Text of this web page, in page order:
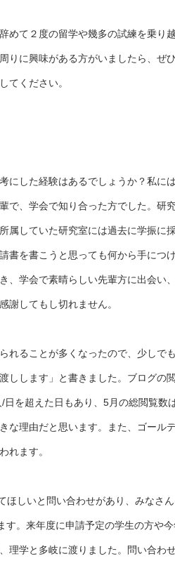
めて２度の留学や幾多の試練を乗り
に興味がある方がいましたら、ぜ
てください。
にした経験はあるでしょうか？私に
で、学会で知り合った方でした。研
属していた研究室には過去に学振に
書を書こうと思っても何から手につ
、学会で素晴らしい先輩方に出会い
謝してもし切れません。
ることが多くなったので、少しで
しします」と書きました。ブログの
を超えた日もあり、5月の総閲覧数
な理由だと思います。また、ゴール
れます。
しいと問い合わせがあり、みなさん
。来年度に申請予定の学生の方や
学と多岐に渡りました。問い合わせ